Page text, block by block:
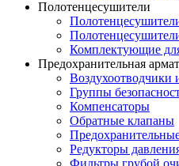
Полотенцесушители
Комплектующие
Предохранительная
Воздухоотводчики
Группы
Компенсаторы
Обратные клапаны
Редукторы
Фильтры грубой